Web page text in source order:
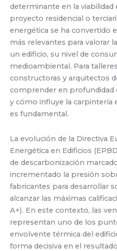
determinante en la
proyecto residencial o
energética se ha convertido
más relevantes para valorar
un edificio, su nivel de
medioambiental. Para
constructoras y arquitectos
comprender en profundidad
y cómo influye la carpintería
es fundamental.
La evolución de la Directiva
Energética en Edificios
de descarbonización
incrementado la presión
fabricantes para desarrollar
alcanzar las máximas
A+). En este contexto, las
representan uno de los
envolvente térmica del
forma decisiva en el